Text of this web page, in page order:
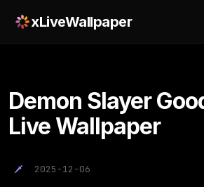
xLiveWallpaper
Demon Slayer
Live Wallpaper
2025-12-06